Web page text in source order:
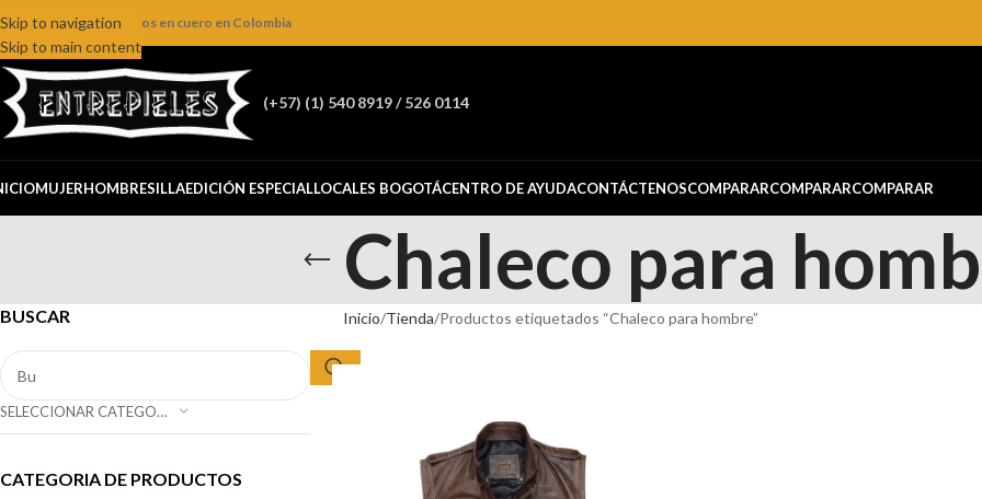
Skip to navigation
Skip to main content
online de productos en cuero en Colombia
(+57) (1) 540 8919 / 526 0114
MUJERHOMBRESILLAEDICIÓN ESPECIALLOCALES BOGOTÁCENTRO DE AYUDACONTÁCTENOSCOMPARARCOMPARARCOMPARAR
Chaleco para
BUSCAR
SELECCIONAR CATEGORÍA
CATEGORIA DE PRODUCTOS
Inicio Tienda Productos etiquetados “Chaleco para hombre”